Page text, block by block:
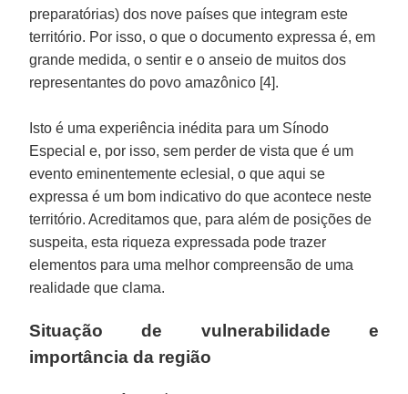
preparatórias) dos nove países que integram este
território. Por isso, o que o documento expressa é, em
grande medida, o sentir e o anseio de muitos dos
representantes do povo amazônico [4].
Isto é uma experiência inédita para um Sínodo
Especial e, por isso, sem perder de vista que é um
evento eminentemente eclesial, o que aqui se
expressa é um bom indicativo do que acontece neste
território. Acreditamos que, para além de posições de
suspeita, esta riqueza expressada pode trazer
elementos para uma melhor compreensão de uma
realidade que clama.
Situação de vulnerabilidade e
importância da região